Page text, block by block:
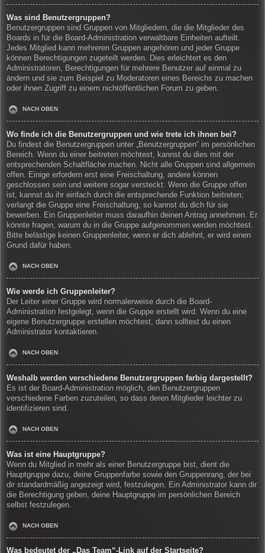
Was sind Benutzergruppen?
Benutzergruppen sind Gruppen von Mitgliedern, die die Mitglieder des
Boards in für die Board-Administration verwaltbare Einheiten aufteilt.
Jedes Mitglied kann mehreren Gruppen angehören und jeder Gruppe
können Berechtigungen zugeteilt werden. Dies erleichtert es den
Administratoren, Berechtigungen für mehrere Benutzer auf einmal zu
ändern und sie zum Beispiel zu Moderatoren eines Bereichs zu machen
oder ihnen Zugriff zu einem nichtöffentlichen Forum zu geben.
NACH OBEN
Wo finde ich die Benutzergruppen und wie trete ich ihnen bei?
Du findest die Benutzergruppen unter „Benutzergruppen“ im persönlichen
Bereich. Wenn du einer beitreten möchtest, kannst du dies mit der
entsprechenden Schaltfläche machen. Nicht alle Gruppen sind allgemein
offen. Einige erfordern erst eine Freischaltung, andere können
geschlossen sein und weitere sogar versteckt. Wenn die Gruppe offen
ist, kannst du ihr einfach durch die entsprechende Funktion beitreten;
verlangt die Gruppe eine Freischaltung, so kannst du dich für sie
bewerben. Ein Gruppenleiter muss daraufhin deinen Antrag annehmen. Er
könnte fragen, warum du in die Gruppe aufgenommen werden möchtest.
Bitte belästige keinen Gruppenleiter, wenn er dich ablehnt, er wird einen
Grund dafür haben.
NACH OBEN
Wie werde ich Gruppenleiter?
Der Leiter einer Gruppe wird normalerweise durch die Board-
Administration festgelegt, wenn die Gruppe erstellt wird. Wenn du eine
eigene Benutzergruppe erstellen möchtest, dann solltest du einen
Administrator kontaktieren.
NACH OBEN
Weshalb werden verschiedene Benutzergruppen farbig dargestellt?
Es ist der Board-Administration möglich, den Benutzergruppen
verschiedene Farben zuzuteilen, so dass deren Mitglieder leichter zu
identifizieren sind.
NACH OBEN
Was ist eine Hauptgruppe?
Wenn du Mitglied in mehr als einer Benutzergruppe bist, dient die
Hauptgruppe dazu, deine Gruppenfarbe sowie den Gruppenrang, der bei
dir standardmäßig angezeigt wird, festzulegen. Ein Administrator kann dir
die Berechtigung geben, deine Hauptgruppe im persönlichen Bereich
selbst festzulegen.
NACH OBEN
Was bedeutet der „Das Team“-Link auf der Startseite?